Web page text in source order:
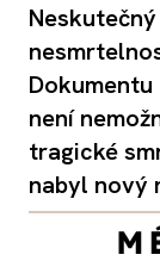
není
tragické
nabyl nový